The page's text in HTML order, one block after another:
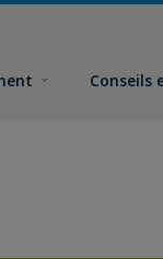
Conseils